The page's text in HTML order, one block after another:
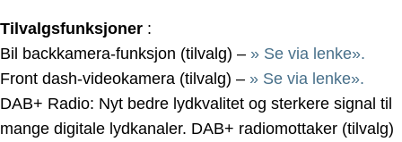
Tilvalgsfunksjoner :
Bil backkamera-funksjon (tilvalg) – » Se via lenke».
Front dash-videokamera (tilvalg) – » Se via lenke».
DAB+ Radio: Nyt bedre lydkvalitet og sterkere signal til
mange digitale lydkanaler. DAB+ radiomottaker (tilvalg)